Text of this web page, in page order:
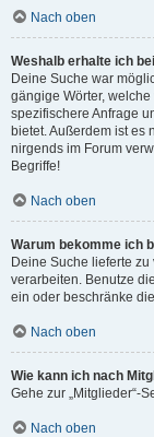
Nach oben
Weshalb erhalte ich
Deine Suche war
gängige Wörter,
spezifischere Anfrage
bietet. Außerdem ist es
nirgends im Forum
Begriffe!
Nach oben
Warum bekomme ich
Deine Suche lieferte
verarbeiten. Benutze
ein oder beschränke
Nach oben
Wie kann ich nach
Gehe zur „Mitglieder“-
Nach oben